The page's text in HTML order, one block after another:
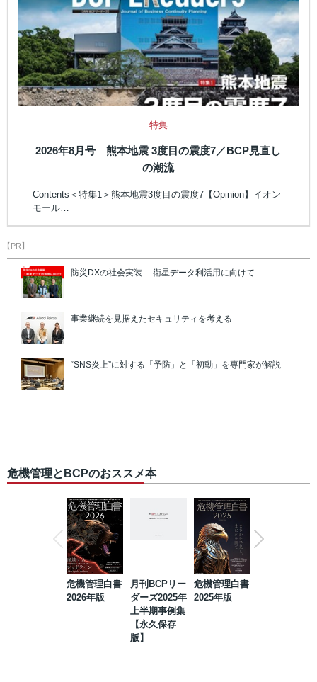
特集
2026年8月号 熊本地震 3度目の震度7／BCP見直し
の潮流
Contents＜特集1＞熊本地震3度目の震度7【Opinion】イオン
モール…
【PR】
防災DXの社会実装 －衛星データ利活用に向けて
事業継続を見据えたセキュリティを考える
“SNS炎上”に対する「予防」と「初動」を専門家が解説
危機管理とBCPのおススメ本
危機管理白書
2026年版
月刊BCPリー
ダーズ2025年
上半期事例集
【永久保存
版】
危機管理白書
2025年版